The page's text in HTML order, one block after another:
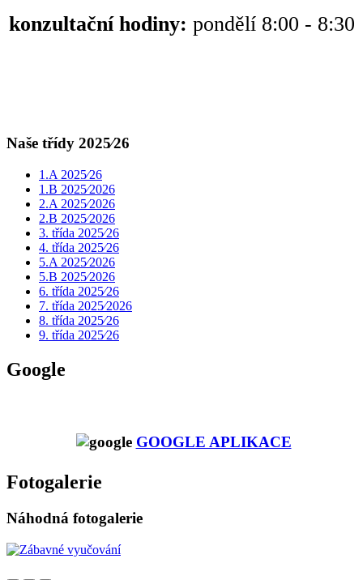
konzultační hodiny: pondělí 8:00 - 8:30
Naše třídy 2025⁄26
1.A 2025⁄26
1.B 2025⁄2026
2.A 2025⁄2026
2.B 2025⁄2026
3. třída 2025⁄26
4. třída 2025⁄26
5.A 2025⁄2026
5.B 2025⁄2026
6. třída 2025⁄26
7. třída 2025⁄2026
8. třída 2025⁄26
9. třída 2025⁄26
Google
GOOGLE APLIKACE
Fotogalerie
Náhodná fotogalerie